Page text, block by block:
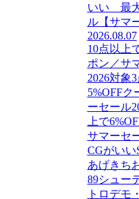
いい 最
ル【サマ
2026.08.07
10点以上
ポン／サ
2026対象
5%OFFク
ーセール
上で
サマーセ
CGがいい
あげきち
89シュー
トロ デモ